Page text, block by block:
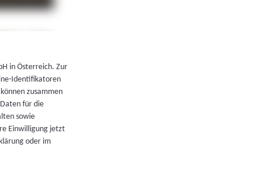
in Österreich. Zur
Identifikatoren
zusammen
für die
sowie
Einwilligung jetzt
oder im